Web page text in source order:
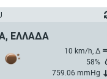
ΕΛΛΆΔΑ
10 km/h, Δ
58%
759.06 mmHg